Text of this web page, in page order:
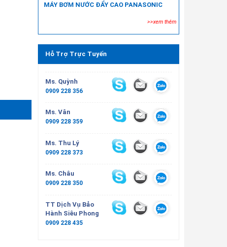
MÁY BƠM NƯỚC ĐẨY CAO PANASONIC
>>xem thêm
Hỗ Trợ Trực Tuyến
Ms. Quỳnh
0909 228 356
Ms. Vân
0909 228 359
Ms. Thu Lý
0909 228 373
Ms. Châu
0909 228 350
TT Dịch Vụ Bảo
Hành Siêu Phong
0909 228 435